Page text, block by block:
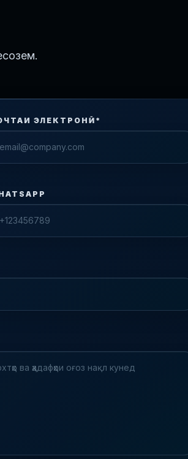
ЭЛЕКТРОНӢ*